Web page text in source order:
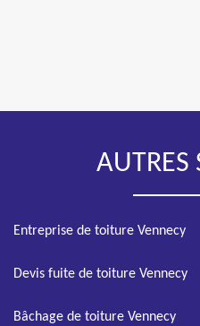
AUTRES
Entreprise de toiture Vennecy
Devis fuite de toiture Vennecy
Bâchage de toiture Vennecy